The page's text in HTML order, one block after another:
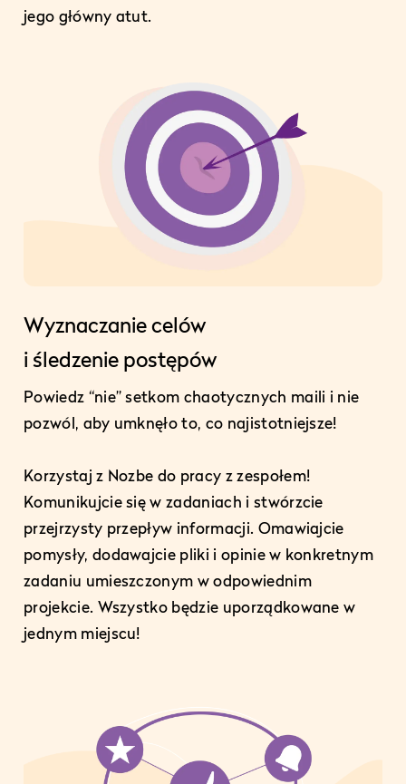
jego główny atut.
Wyznaczanie celów
i śledzenie postępów
Powiedz “nie” setkom chaotycznych maili i nie
pozwól, aby umknęło to, co najistotniejsze!
Korzystaj z Nozbe do pracy z zespołem!
Komunikujcie się w zadaniach i stwórzcie
przejrzysty przepływ informacji. Omawiajcie
pomysły, dodawajcie pliki i opinie w konkretnym
zadaniu umieszczonym w odpowiednim
projekcie. Wszystko będzie uporządkowane w
jednym miejscu!